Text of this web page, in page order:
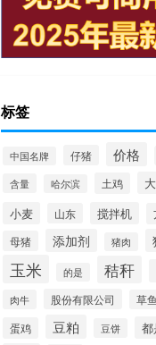
标签
中国名牌 仔猪 价格
含量 哈尔滨 土鸡
小麦 山东 搅拌机
母猪 添加剂 猪肉
玉米 的是 秸秆
肉牛
股份有限公司 草鱼
蛋鸡 豆粕 豆饼 都